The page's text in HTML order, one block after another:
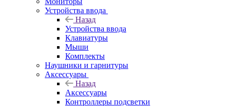
Устройства ввода
Назад
Устройства ввода
Клавиатуры
Мыши
Комплекты
Наушники и гарнитуры
Аксессуары
Назад
Аксессуары
Контроллеры подсветки